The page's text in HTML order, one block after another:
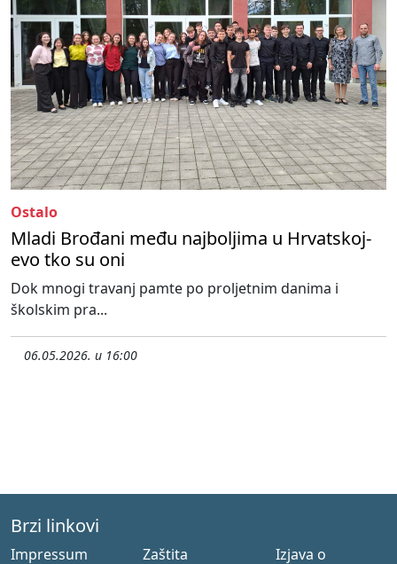
Ostalo
Mladi Brođani među najboljima u Hrvatskoj-
evo tko su oni
Dok mnogi travanj pamte po proljetnim danima i
školskim pra...
06.05.2026. u 16:00
Brzi linkovi
Impressum Zaštita Izjava o